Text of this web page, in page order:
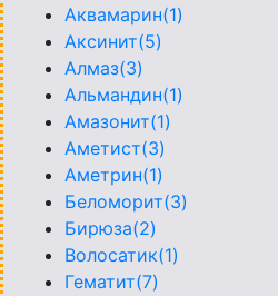
Аквамарин(1)
Аксинит(5)
Алмаз(3)
Альмандин(1)
Амазонит(1)
Аметист(3)
Аметрин(1)
Беломорит(3)
Бирюза(2)
Волосатик(1)
Гематит(7)